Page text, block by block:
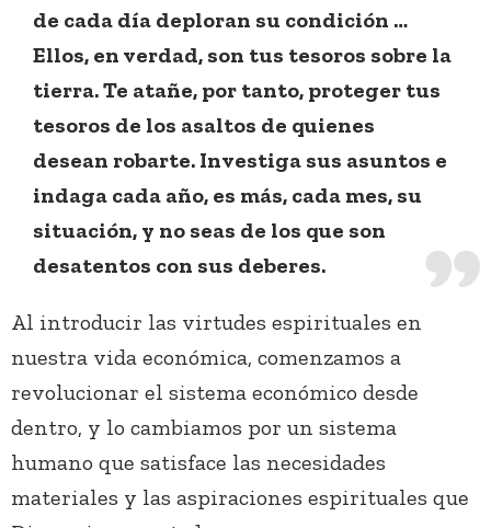
de cada día deploran su condición …
Ellos, en verdad, son tus tesoros sobre la
tierra. Te atañe, por tanto, proteger tus
tesoros de los asaltos de quienes
desean robarte. Investiga sus asuntos e
indaga cada año, es más, cada mes, su
situación, y no seas de los que son
desatentos con sus deberes.
Al introducir las virtudes espirituales en
nuestra vida económica, comenzamos a
revolucionar el sistema económico desde
dentro, y lo cambiamos por un sistema
humano que satisface las necesidades
materiales y las aspiraciones espirituales que